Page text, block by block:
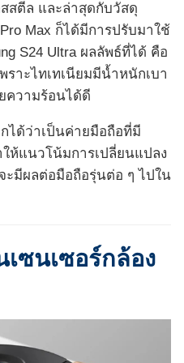
สตีล และล่าสุดกับวัสดุ
Max ก็ได้มีการปรับมาใช้
S24 Ultra ผลลัพธ์ที่ได้ คือ
ราะไทเทเนียมมีน้ำหนักเบา
ความร้อนได้ดี
กได้ว่าเป็นค่ายมือถือที่มี
ห้แนวโน้มการเปลี่ยนแปลง
ะมีผลต่อมือถือรุ่นต่อ ๆ ไปใน
เซนเซอร์กล้อง